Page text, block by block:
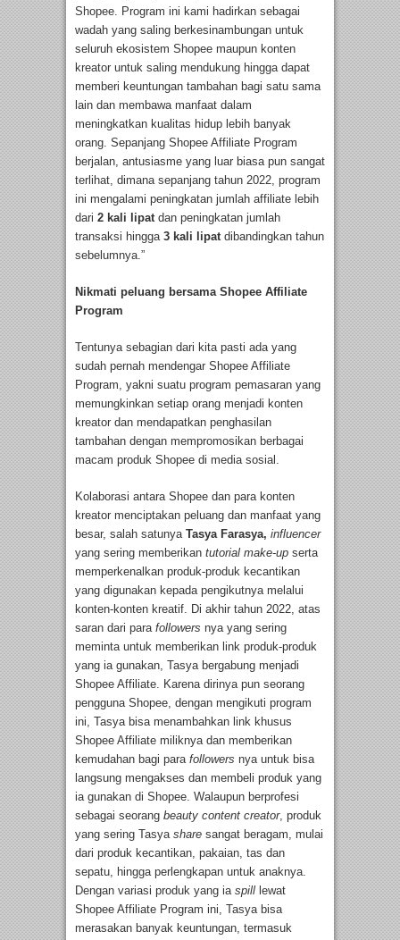
Shopee. Program ini kami hadirkan sebagai
wadah yang saling berkesinambungan untuk
seluruh ekosistem Shopee maupun konten
kreator untuk saling mendukung hingga dapat
memberi keuntungan tambahan bagi satu sama
lain dan membawa manfaat dalam
meningkatkan kualitas hidup lebih banyak
orang. Sepanjang Shopee Affiliate Program
berjalan, antusiasme yang luar biasa pun sangat
terlihat, dimana sepanjang tahun 2022, program
ini mengalami peningkatan jumlah affiliate lebih
dari 2 kali lipat dan peningkatan jumlah
transaksi hingga 3 kali lipat dibandingkan tahun
sebelumnya.”
Nikmati peluang bersama Shopee Affiliate
Program
Tentunya sebagian dari kita pasti ada yang
sudah pernah mendengar Shopee Affiliate
Program, yakni suatu program pemasaran yang
memungkinkan setiap orang menjadi konten
kreator dan mendapatkan penghasilan
tambahan dengan mempromosikan berbagai
macam produk Shopee di media sosial.
Kolaborasi antara Shopee dan para konten
kreator menciptakan peluang dan manfaat yang
besar, salah satunya Tasya Farasya, influencer
yang sering memberikan tutorial make-up serta
memperkenalkan produk-produk kecantikan
yang digunakan kepada pengikutnya melalui
konten-konten kreatif. Di akhir tahun 2022, atas
saran dari para followers nya yang sering
meminta untuk memberikan link produk-produk
yang ia gunakan, Tasya bergabung menjadi
Shopee Affiliate. Karena dirinya pun seorang
pengguna Shopee, dengan mengikuti program
ini, Tasya bisa menambahkan link khusus
Shopee Affiliate miliknya dan memberikan
kemudahan bagi para followers nya untuk bisa
langsung mengakses dan membeli produk yang
ia gunakan di Shopee. Walaupun berprofesi
sebagai seorang beauty content creator, produk
yang sering Tasya share sangat beragam, mulai
dari produk kecantikan, pakaian, tas dan
sepatu, hingga perlengkapan untuk anaknya.
Dengan variasi produk yang ia spill lewat
Shopee Affiliate Program ini, Tasya bisa
merasakan banyak keuntungan, termasuk